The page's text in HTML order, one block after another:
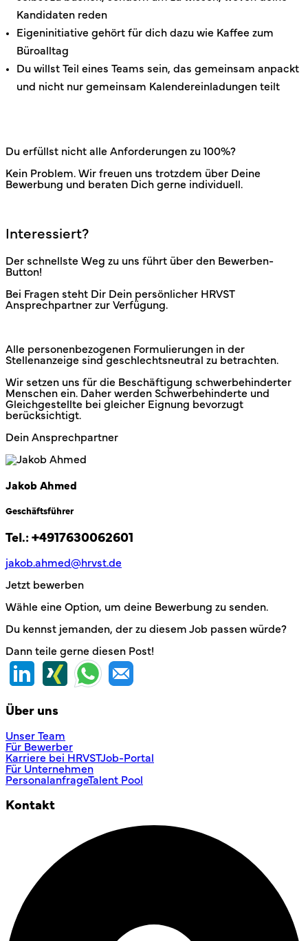
Kandidaten reden
Eigeninitiative gehört für dich dazu wie Kaffee zum
Büroalltag
Du willst Teil eines Teams sein, das gemeinsam anpackt
und nicht nur gemeinsam Kalendereinladungen teilt
Du erfüllst nicht alle Anforderungen zu 100%?
Kein Problem. Wir freuen uns trotzdem über Deine
Bewerbung und beraten Dich gerne individuell.
Interessiert?
Der schnellste Weg zu uns führt über den Bewerben-
Button!
Bei Fragen steht Dir Dein persönlicher HRVST
Ansprechpartner zur Verfügung.
Alle personenbezogenen Formulierungen in der
Stellenanzeige sind geschlechtsneutral zu betrachten.
Wir setzen uns für die Beschäftigung schwerbehinderter
Menschen ein. Daher werden Schwerbehinderte und
Gleichgestellte bei gleicher Eignung bevorzugt
berücksichtigt.
Dein Ansprechpartner
Jakob Ahmed
Geschäftsführer
Tel.: +4917630062601
jakob.ahmed@hrvst.de
Jetzt bewerben
Wähle eine Option, um deine Bewerbung zu senden.
Du kennst jemanden, der zu diesem Job passen würde?
Dann teile gerne diesen Post!
Über uns
Unser Team
Für Bewerber
Karriere bei HRVSTJob-Portal
Für Unternehmen
PersonalanfrageTalent Pool
Kontakt